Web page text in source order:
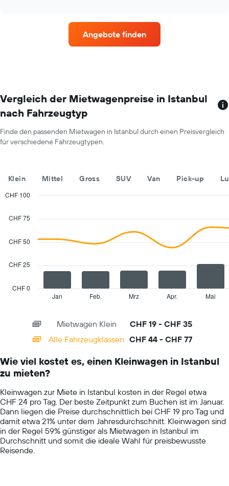
X-
Achse,
die
Monate
im
Das
Diagramm
hat
Y-
Achse,
den
Mietwagenpreis
Tag
Angebote finden
Vergleich der Mietwagenpreise in Istanbul
nach Fahrzeugtyp
Finde den passenden Mietwagen in Istanbul durch einen Preisvergleich
für verschiedene Fahrzeugtypen.
Klein Mittel Gross SUV Van Pick-up
with
data
series.
The
displaying
categories.
categories.
The
has
1
Y
axis
displaying
values.
Range:
Jan Feb. Mrz Apr. Mai
CHF 0
CHF 25
CHF 50
CHF 75
CHF 100
Mietwagen Klein
CHF 19 - CHF 35
Alle Fahrzeugklassen CHF 44 - CHF 77
Wie viel kostet es, einen Kleinwagen in Istanbul
zu mieten?
Kleinwagen zur Miete in Istanbul kosten in der Regel etwa
CHF 24 pro Tag. Der beste Zeitpunkt zum Buchen ist im Januar.
Dann liegen die Preise durchschnittlich bei CHF 19 pro Tag und
damit etwa 21% unter dem Jahresdurchschnitt. Kleinwagen sind
in der Regel 59% günstiger als Mietwagen in Istanbul im
Durchschnitt und somit die ideale Wahl für preisbewusste
Reisende.